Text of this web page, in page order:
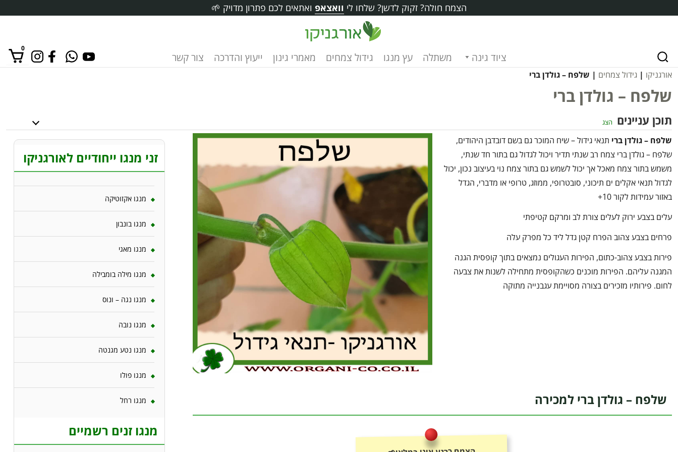
הצמח חולה? זקוק לדשן? שלחו לי וואצאפ ואתאים לכם פתרון מדויק 🌱
ציוד גינה משתלה עץ מנגו גידול צמחים מאמרי גינון ייעוץ והדרכה צור קשר
0
אורגניקו | גידול צמחים | שלפח – גולדן ברי
שלפח – גולדן ברי
תוכן עניינים הצג
שלפח – גולדן ברי תנאי גידול – שיח המוכר גם בשם דובדבן היהודים,
שלפח – גולדן ברי צמח רב שנתי תדיר ויכול לגדול גם בתור חד שנתי,
משמש בתור צמח מאכל אך יכול לשמש גם בתור צמח נוי בעיצוב נכון, יכול
לגדול תנאי אקלים ים תיכוני, סובטרופי, ממוזג, טרופי או מדברי, הגדל
באזור עמידות לקור 10+
עלים בצבע ירוק לעלים צורת לב ומרקם קטיפתי
פרחים בצבע צהוב הפרח קטן גדל ליד כל מפרק עלה
פירות בצבע צהוב-כתום, הפירות העגולים נמצאים בתוך קופסית הגנה
המגנה עליהם. הפירות מוכנים כשהקופסית מתחילה לשנות את צבעה
לחום. פירותיו מזכירים בצורה מסויימת עגבנייה מתוקה
שלפח – גולדן ברי למכירה
זני מנגו ייחודיים לאורגניקו
מנגו אקזוטיקה
מנגו בונבון
מנגו מאגי
מנגו מילה בומבילה
מנגו נגה – ונוס
מנגו נובה
מנגו נטע מגנטה
מנגו פולו
מנגו רחל
מנגו זנים רשמיים